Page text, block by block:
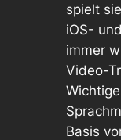
spielt
iOS-
immer
Video-
Basis